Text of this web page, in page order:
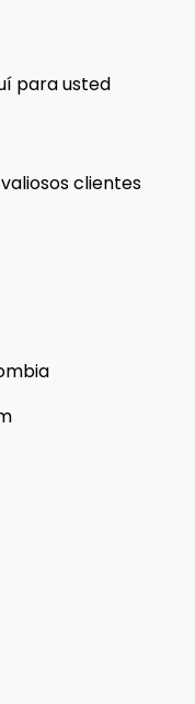
para usted
clientes